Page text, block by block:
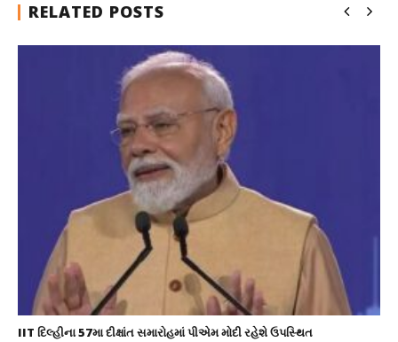
RELATED POSTS
IIT દિલ્હીના 57મા દીક્ષાંત સમારોહમાં પીએમ મોદી રહેશે ઉપસ્થિત